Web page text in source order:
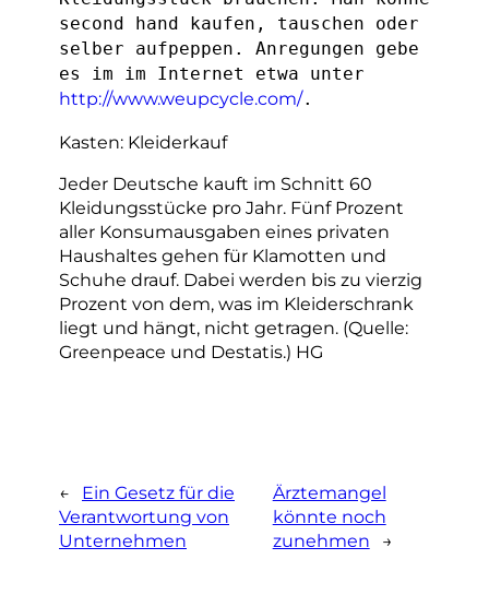
second hand kaufen, tauschen oder
selber aufpeppen. Anregungen gebe
es im im Internet etwa unter
http://www.weupcycle.com/.
Kasten: Kleiderkauf
Jeder Deutsche kauft im Schnitt 60
Kleidungsstücke pro Jahr. Fünf Prozent
aller Konsumausgaben eines privaten
Haushaltes gehen für Klamotten und
Schuhe drauf. Dabei werden bis zu vierzig
Prozent von dem, was im Kleiderschrank
liegt und hängt, nicht getragen. (Quelle:
Greenpeace und Destatis.) HG
←
Ein Gesetz für die
Verantwortung von
Unternehmen
Ärztemangel
könnte noch
zunehmen
→